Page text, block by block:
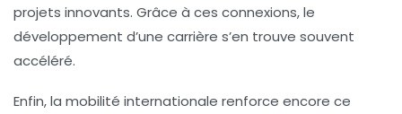
projets innovants. Grâce à ces connexions, le
développement d’une carrière s’en trouve souvent
accéléré.
Enfin, la mobilité internationale renforce encore ce